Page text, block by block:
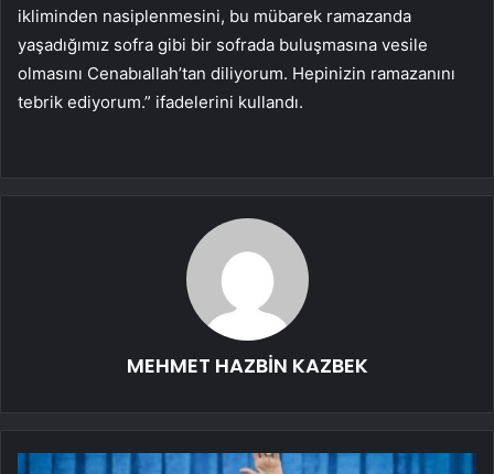
ikliminden nasiplenmesini, bu mübarek ramazanda
yaşadığımız sofra gibi bir sofrada buluşmasına vesile
olmasını Cenabıallah’tan diliyorum. Hepinizin ramazanını
tebrik ediyorum.” ifadelerini kullandı.
MEHMET HAZBİN KAZBEK